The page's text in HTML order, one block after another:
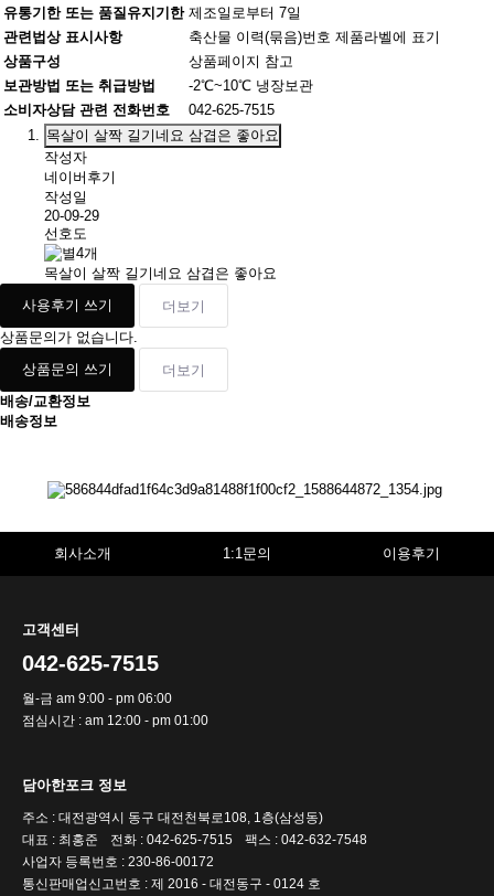
유통기한 또는 품질유지기한 제조일로부터 7일
관련법상 표시사항
축산물 이력(묶음)번호 제품라벨에 표기
상품구성
상품페이지 참고
보관방법 또는 취급방법
-2℃~10℃ 냉장보관
소비자상담 관련 전화번호
042-625-7515
목살이 살짝 길기네요 삼겹은 좋아요
작성자
네이버후기
작성일
20-09-29
선호도
목살이 살짝 길기네요 삼겹은 좋아요
사용후기 쓰기
더보기
상품문의가 없습니다.
상품문의 쓰기
더보기
배송/교환정보
배송정보
회사소개 1:1문의 이용후기
고객센터
042-625-7515
월-금 am 9:00 - pm 06:00
점심시간 : am 12:00 - pm 01:00
담아한포크 정보
주소 : 대전광역시 동구 대전천북로108, 1층(삼성동)
대표 : 최홍준
전화 : 042-625-7515
팩스 : 042-632-7548
사업자 등록번호 : 230-86-00172
통신판매업신고번호 : 제 2016 - 대전동구 - 0124 호